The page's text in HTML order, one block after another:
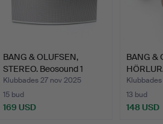
BANG & OLUFSEN,
STEREO. Beosound 1
Silver.
Klubbades 27 nov 2025
15 bud
169 USD
BANG &
13 bud
148 USD